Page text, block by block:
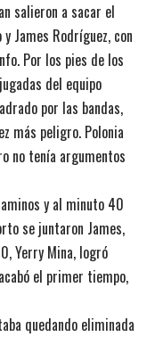
salieron a sacar el
James Rodríguez, con
Por los pies de los
del equipo
por las bandas,
más peligro. Polonia
no tenía argumentos
y al minuto 40
se juntaron James,
Yerry Mina, logró
el primer tiempo,
quedando eliminada